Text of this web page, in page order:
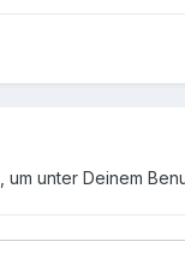
, um unter Deinem